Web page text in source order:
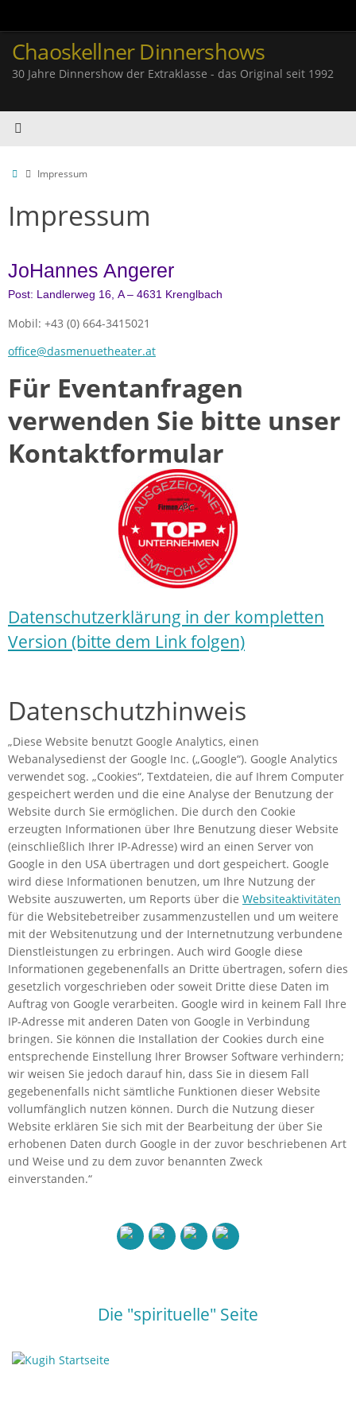
springen
Chaoskellner Dinnershows
30 Jahre Dinnershow der Extraklasse - das Original seit 1992
StartImpressum
Impressum
JoHannes Angerer
Post: Landlerweg 16, A – 4631 Krenglbach
Mobil: +43 (0) 664-3415021
office@dasmenuetheater.at
Für Eventanfragen
verwenden Sie bitte unser
Kontaktformular
Datenschutzerklärung in der kompletten
Version (bitte dem Link folgen)
Datenschutzhinweis
„Diese Website benutzt Google Analytics, einen
Webanalysedienst der Google Inc. („Google“). Google Analytics
verwendet sog. „Cookies“, Textdateien, die auf Ihrem Computer
gespeichert werden und die eine Analyse der Benutzung der
Website durch Sie ermöglichen. Die durch den Cookie
erzeugten Informationen über Ihre Benutzung dieser Website
(einschließlich Ihrer IP-Adresse) wird an einen Server von
Google in den USA übertragen und dort gespeichert. Google
wird diese Informationen benutzen, um Ihre Nutzung der
Website auszuwerten, um Reports über die Websiteaktivitäten
für die Websitebetreiber zusammenzustellen und um weitere
mit der Websitenutzung und der Internetnutzung verbundene
Dienstleistungen zu erbringen. Auch wird Google diese
Informationen gegebenenfalls an Dritte übertragen, sofern dies
gesetzlich vorgeschrieben oder soweit Dritte diese Daten im
Auftrag von Google verarbeiten. Google wird in keinem Fall Ihre
IP-Adresse mit anderen Daten von Google in Verbindung
bringen. Sie können die Installation der Cookies durch eine
entsprechende Einstellung Ihrer Browser Software verhindern;
wir weisen Sie jedoch darauf hin, dass Sie in diesem Fall
gegebenenfalls nicht sämtliche Funktionen dieser Website
vollumfänglich nutzen können. Durch die Nutzung dieser
Website erklären Sie sich mit der Bearbeitung der über Sie
erhobenen Daten durch Google in der zuvor beschriebenen Art
und Weise und zu dem zuvor benannten Zweck
einverstanden.“
Die "spirituelle" Seite